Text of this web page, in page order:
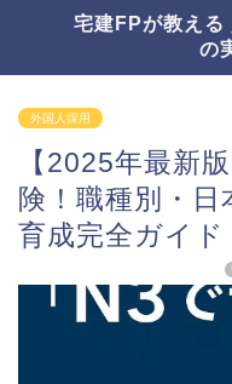
宅建FPが教える
の
外国人採用
【2025年最新
険！職種別・日
育成完全ガイド